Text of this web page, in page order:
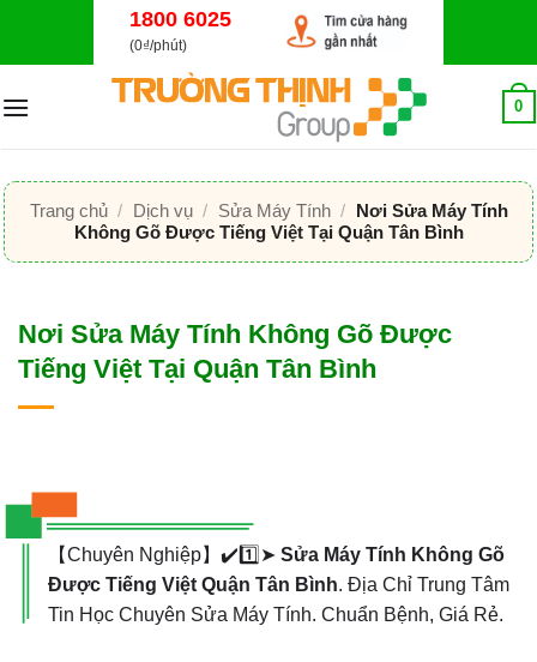
dung
1800 6025
(0₫/phút)
0
Trang chủ / Dịch vụ / Sửa Máy Tính / Nơi Sửa Máy Tính
Không Gõ Được Tiếng Việt Tại Quận Tân Bình
Nơi Sửa Máy Tính Không Gõ Được
Tiếng Việt Tại Quận Tân Bình
【Chuyên Nghiệp】✔️1️⃣➤ Sửa Máy Tính Không Gõ
Được Tiếng Việt Quận Tân Bình. Địa Chỉ Trung Tâm
Tin Học Chuyên Sửa Máy Tính. Chuẩn Bệnh, Giá Rẻ.